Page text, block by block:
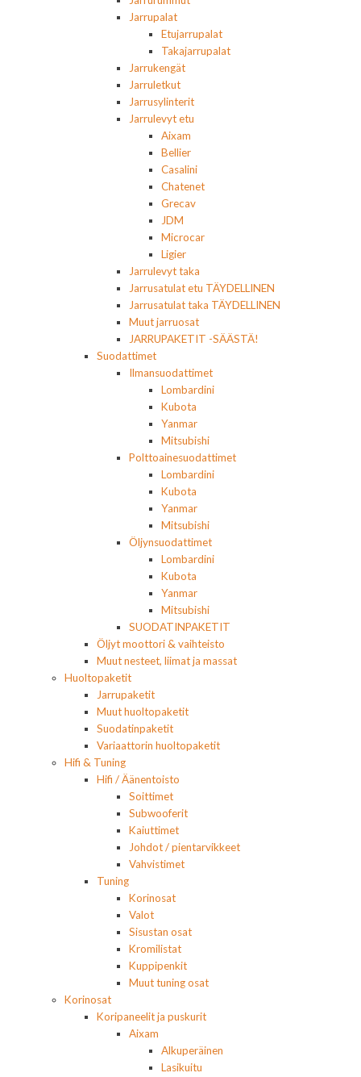
Jarrupalat
Etujarrupalat
Takajarrupalat
Jarrukengät
Jarruletkut
Jarrusylinterit
Jarrulevyt etu
Aixam
Bellier
Casalini
Chatenet
Grecav
JDM
Microcar
Ligier
Jarrulevyt taka
Jarrusatulat etu TÄYDELLINEN
Jarrusatulat taka TÄYDELLINEN
Muut jarruosat
JARRUPAKETIT -SÄÄSTÄ!
Suodattimet
Ilmansuodattimet
Lombardini
Kubota
Yanmar
Mitsubishi
Polttoainesuodattimet
Lombardini
Kubota
Yanmar
Mitsubishi
Öljynsuodattimet
Lombardini
Kubota
Yanmar
Mitsubishi
SUODATINPAKETIT
Öljyt moottori & vaihteisto
Muut nesteet, liimat ja massat
Huoltopaketit
Jarrupaketit
Muut huoltopaketit
Suodatinpaketit
Variaattorin huoltopaketit
Hifi & Tuning
Hifi / Äänentoisto
Soittimet
Subwooferit
Kaiuttimet
Johdot / pientarvikkeet
Vahvistimet
Tuning
Korinosat
Valot
Sisustan osat
Kromilistat
Kuppipenkit
Muut tuning osat
Korinosat
Koripaneelit ja puskurit
Aixam
Alkuperäinen
Lasikuitu